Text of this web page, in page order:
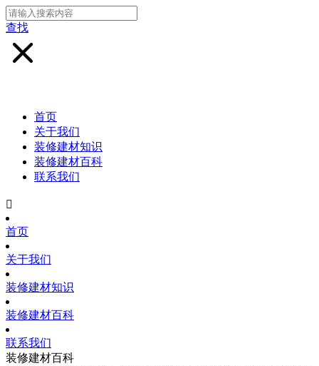
查找
首页
关于我们
装修建材知识
装修建材百科
联系我们

首页
关于我们
装修建材知识
装修建材百科
联系我们
装修建材百科